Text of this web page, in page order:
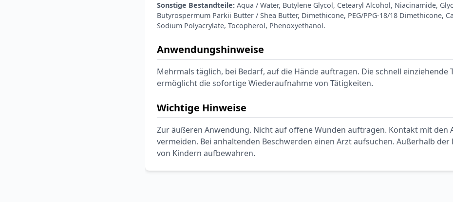
Sonstige Bestandteile: Aqua / Water, Butylene Glycol, Cetearyl Alcohol, Niacinamide,
Butyrospermum Parkii Butter / Shea Butter, Dimethicone, PEG/PPG-18/18 Dimethicone,
Sodium Polyacrylate, Tocopherol, Phenoxyethanol.
Anwendungshinweise
Mehrmals täglich, bei Bedarf, auf die Hände auftragen. Die schnell einziehende
ermöglicht die sofortige Wiederaufnahme von Tätigkeiten.
Wichtige Hinweise
Zur äußeren Anwendung. Nicht auf offene Wunden auftragen. Kontakt mit den
vermeiden. Bei anhaltenden Beschwerden einen Arzt aufsuchen. Außerhalb der
von Kindern aufbewahren.